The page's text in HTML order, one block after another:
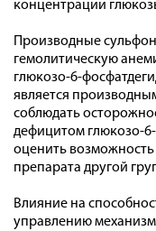
концентрации
Производные
гемолитическую
глюкозо-6-
является
соблюдать
дефицитом глюкозо-
оценить
препарата другой
Влияние на
управлению